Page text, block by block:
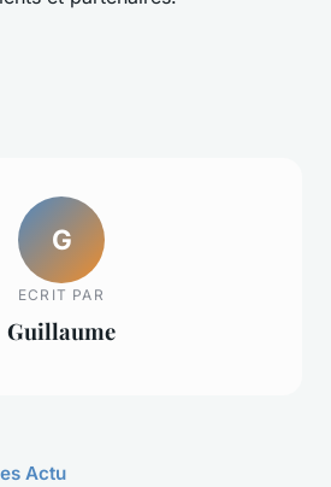
G
ECRIT PAR
Guillaume
Actu